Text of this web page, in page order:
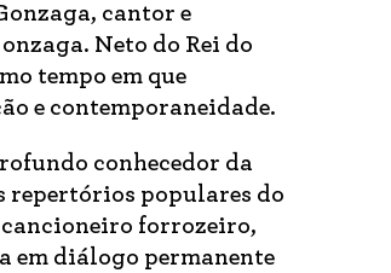
cantor e
Neto do Rei do
tempo em que
e contemporaneidade.
conhecedor da
repertórios populares do
cancioneiro forrozeiro,
em diálogo permanente